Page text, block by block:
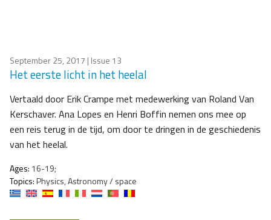
September 25, 2017 | Issue 13
Het eerste licht in het heelal
Vertaald door Erik Crampe met medewerking van Roland Van
Kerschaver. Ana Lopes en Henri Boffin nemen ons mee op
een reis terug in de tijd, om door te dringen in de geschiedenis
van het heelal.
Ages: 16-19;
Topics:Physics, Astronomy / space